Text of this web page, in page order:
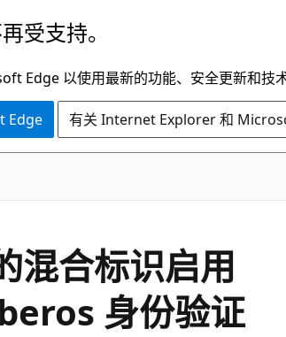
受支持。
Edge 以使用最新的功能、安全更新和技术
Edge 有关 Internet Explorer 和
混合标识启用
身份验证